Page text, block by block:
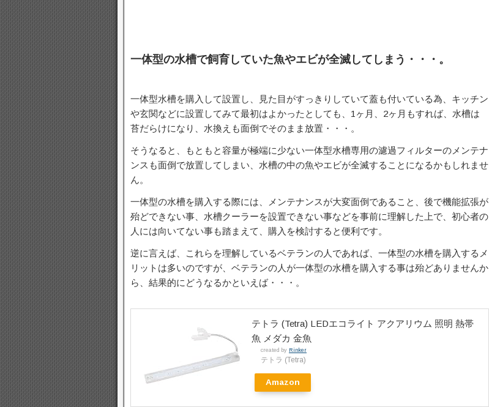
一体型の水槽で飼育していた魚やエビが全滅してしまう・・・。
一体型水槽を購入して設置し、見た目がすっきりしていて蓋も付いている為、キッチン
や玄関などに設置してみて最初はよかったとしても、1ヶ月、2ヶ月もすれば、水槽は
苔だらけになり、水換えも面倒でそのまま放置・・・。
そうなると、もともと容量が極端に少ない一体型水槽専用の濾過フィルターのメンテナ
ンスも面倒で放置してしまい、水槽の中の魚やエビが全滅することになるかもしれませ
ん。
一体型の水槽を購入する際には、メンテナンスが大変面倒であること、後で機能拡張が
殆どできない事、水槽クーラーを設置できない事などを事前に理解した上で、初心者の
人には向いてない事も踏まえて、購入を検討すると便利です。
逆に言えば、これらを理解しているベテランの人であれば、一体型の水槽を購入するメ
リットは多いのですが、ベテランの人が一体型の水槽を購入する事は殆どありませんか
ら、結果的にどうなるかといえば・・・。
テトラ (Tetra) LEDエコライト アクアリウム 照明 熱帯
魚 メダカ 金魚
created by Rinker
テトラ (Tetra)
Amazon